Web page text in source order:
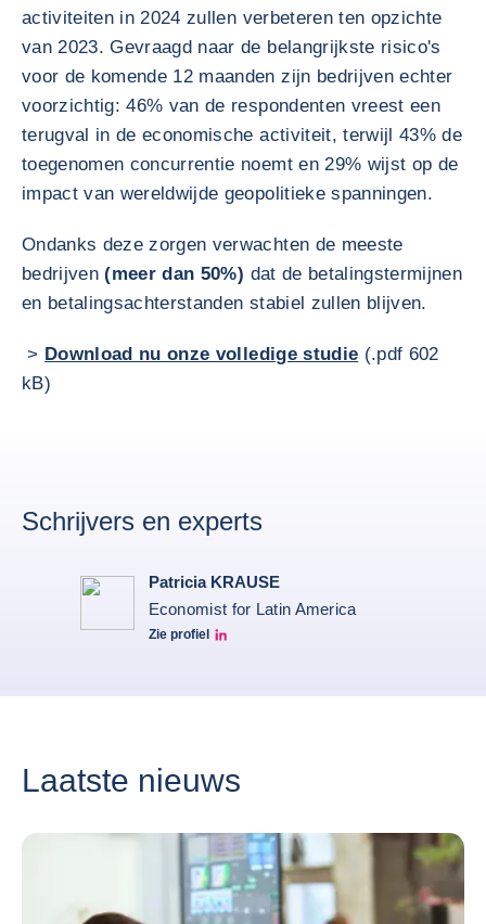
activiteiten in 2024 zullen verbeteren ten opzichte
van 2023. Gevraagd naar de belangrijkste risico's
voor de komende 12 maanden zijn bedrijven echter
voorzichtig: 46% van de respondenten vreest een
terugval in de economische activiteit, terwijl 43% de
toegenomen concurrentie noemt en 29% wijst op de
impact van wereldwijde geopolitieke spanningen.
Ondanks deze zorgen verwachten de meeste
bedrijven(meer dan 50%) dat de betalingstermijnen
en betalingsachterstanden stabiel zullen blijven.
> Download nu onze volledige studie (.pdf 602
kB)
Schrijvers en experts
Patricia KRAUSE
Economist for Latin America
Zie profiel
Patricia Linkedin
Laatste nieuws